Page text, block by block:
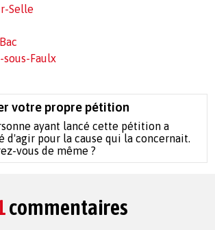
Selle
sous-Faulx
votre propre pétition
ayant lancé cette pétition a
d'agir pour la cause qui la concernait.
vous de même ?
commentaires